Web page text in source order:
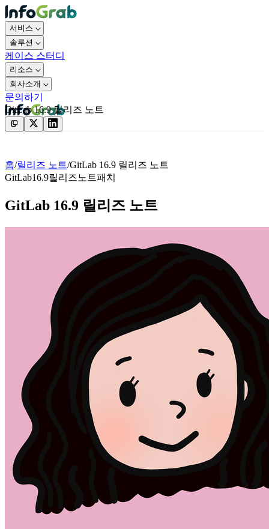
서비스
솔루션
케이스 스터디
리소스
회사소개
문의하기
문의하기
GitLab 16.9 릴리즈 노트
홈/릴리즈 노트/GitLab 16.9 릴리즈 노트
GitLab16.9릴리즈노트패치
GitLab 16.9 릴리즈 노트